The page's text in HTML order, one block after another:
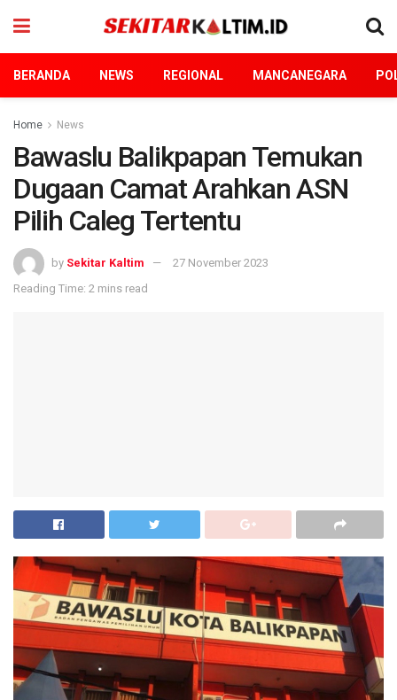
BERANDA NEWS REGIONAL MANCANEGARA
Home News
Bawaslu Balikpapan Temukan
Dugaan Camat Arahkan ASN
Pilih Caleg Tertentu
by Sekitar Kaltim
27 November 2023
Reading Time: 2 mins read